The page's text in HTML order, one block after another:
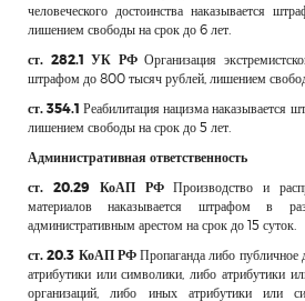
человеческого достоинства наказывается
лишением свободы на срок до 6 лет.
ст. 282.1 УК РФОрганизация
штрафом до 800 тысяч рублей, лишением
ст. 354.1 Реабилитация нацизма наказывается
лишением свободы на срок до 5 лет.
Административная ответственность
ст. 20.29 КоАП РФПроизводство и
материалов наказывается штрафом в
административным арестом на срок до 15 суток.
ст. 20.3 КоАП РФПропаганда либо публичное
атрибутики или символики, либо атрибутики
организаций, либо иных атрибутики или